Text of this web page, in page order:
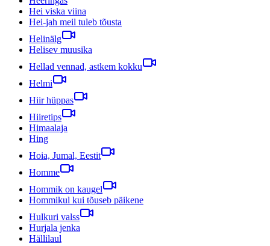
Hei viska viina
Hei-jah meil tuleb tõusta
Helinälg
Helisev muusika
Hellad vennad, astkem kokku
Helmi
Hiir hüppas
Hiiretips
Himaalaja
Hing
Hoia, Jumal, Eestit
Homme
Hommik on kaugel
Hommikul kui tõuseb päikene
Hulkuri valss
Hurjala jenka
Hällilaul